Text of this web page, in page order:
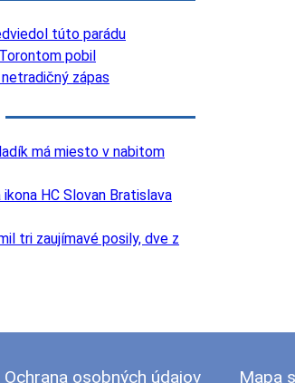
túto parádu
pobil
zápas
má miesto v nabitom
HC Slovan Bratislava
tri zaujímavé posily, dve z
Ochrana osobných údajov Mapa